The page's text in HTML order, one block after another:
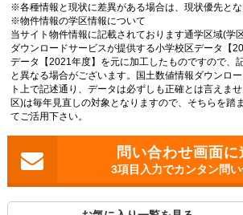
※各種情報と現状に差異がある場合は、現状優先とな
※物件情報の学区情報について
当サイト物件情報に記載されております通学区域(学
ダウンロードサービスが提供する小学校区データ【
データ【2021年度】を元に加工したものですので、
と異なる場合がございます。国土数値情報ダウンロ
ト上で記述通り、データは必ずしも正確とは言えま
区)は毎年見直しの対象となりますので、そちらを踏
てご活用下さい。
3項目入力でカンタン問